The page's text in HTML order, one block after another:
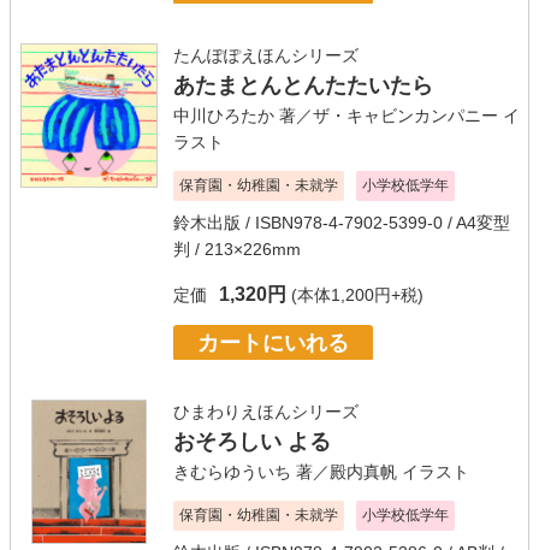
たんぽぽえほんシリーズ
あたまとんとんたたいたら
中川ひろたか 著／ザ・キャビンカンパニー イ
ラスト
保育園・幼稚園・未就学 小学校低学年
鈴木出版 / ISBN978-4-7902-5399-0 / A4変型
判 / 213×226mm
定価 1,320円 (本体1,200円+税)
カートにいれる
ひまわりえほんシリーズ
おそろしい よる
きむらゆういち 著／殿内真帆 イラスト
保育園・幼稚園・未就学 小学校低学年